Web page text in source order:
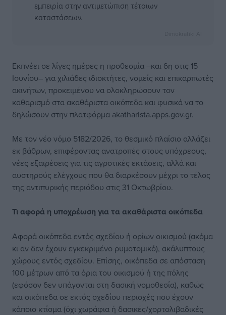
εμπειρία στην αντιμετώπιση τέτοιων
καταστάσεων.
Εκπνέει σε λίγες ημέρες η προθεσμία –και δη στις 15
Ιουνίου– για χιλιάδες ιδιοκτήτες, νομείς και επικαρπωτές
ακινήτων, προκειμένου να ολοκληρώσουν τον
καθαρισμό στα ακαθάριστα οικόπεδα και φυσικά να το
δηλώσουν στην πλατφόρμα akatharista.apps.gov.gr.
Με τον νέο νόμο 5182/2026, το θεσμικό πλαίσιο αλλάζει
εκ βάθρων, επιφέροντας ανατροπές στους υπόχρεους,
νέες εξαιρέσεις για τις αγροτικές εκτάσεις, αλλά και
αυστηρούς ελέγχους που θα διαρκέσουν μέχρι το τέλος
της αντιπυρικής περιόδου στις 31 Οκτωβρίου.
Τι αφορά η υποχρέωση για τα ακαθάριστα οικόπεδα
Αφορά οικόπεδα εντός σχεδίου ή ορίων οικισμού (ακόμα
κι αν δεν έχουν εγκεκριμένο ρυμοτομικό), ακάλυπτους
χώρους εντός σχεδίου. Επίσης, οικόπεδα σε απόσταση
100 μέτρων από τα όρια του οικισμού ή της πόλης
(εφόσον δεν υπάγονται στη δασική νομοθεσία), καθώς
και οικόπεδα σε εκτός σχεδίου περιοχές που έχουν
κάποιο κτίσμα (όχι χωράφια ή δασικές/χορτολιβαδικές